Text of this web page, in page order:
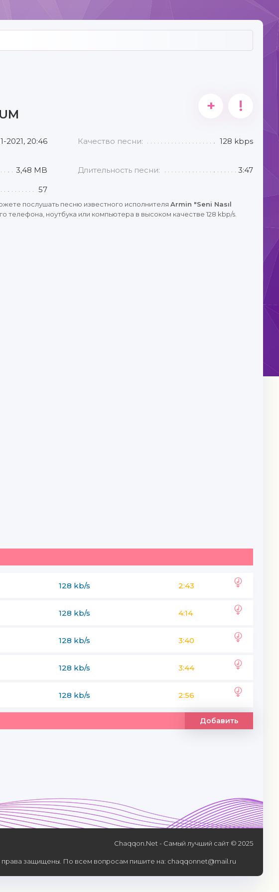
+ !
2021, 20:46 Качество песни: 128 kbps
3,48 MB Длительность песни: 3:47
57
послушать песню известного исполнителя Armin "Seni Nasıl
телефона, ноутбука или компьютера в высоком качестве 128 kbp/s.
128 kb/s 2:43
128 kb/s 4:14
128 kb/s 3:40
128 kb/s 3:44
128 kb/s 2:56
Добавить
Chaqqon.Net - Самый лучший сайт © 2025
права защищены. По всем вопросам пишите на: chaqqonnet@mail.ru